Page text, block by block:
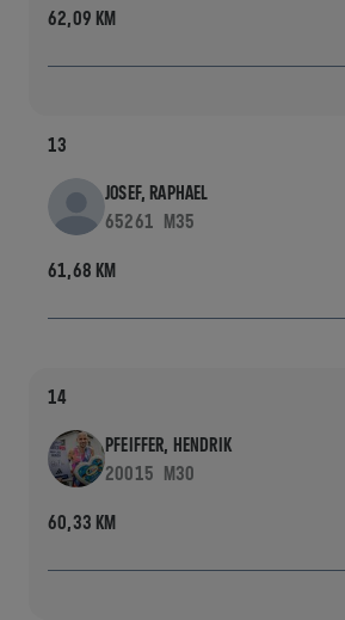
62,09 KM
13
JOSEF, RAPHAEL
65261 M35
61,68 KM
14
PFEIFFER, HENDRIK
20015 M30
60,33 KM